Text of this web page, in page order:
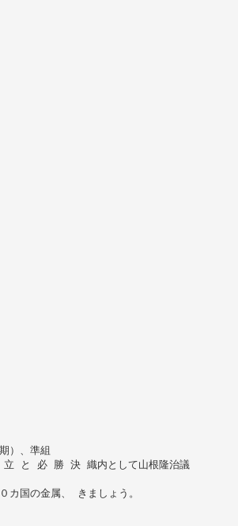
）、準組
立 と 必 勝 決 織内として山根隆治議
カ国の金属、 きましょう。